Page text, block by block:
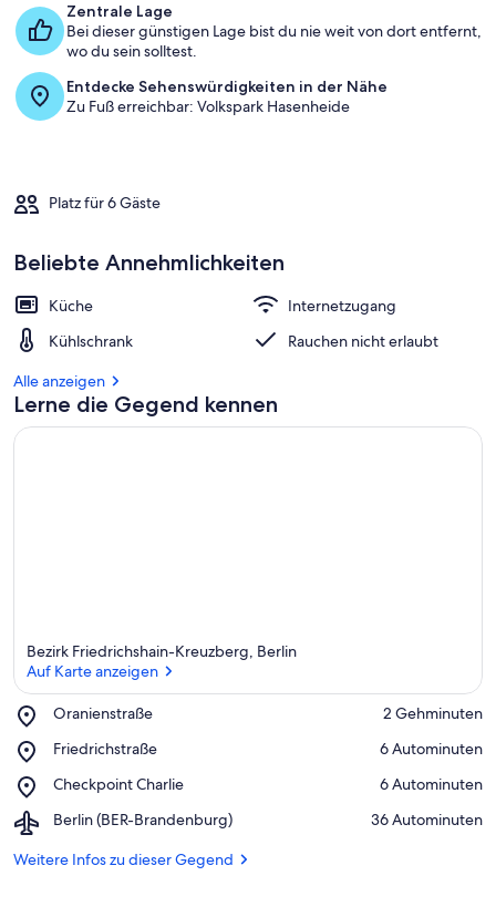
Zentrale Lage
Bei dieser günstigen Lage bist du nie weit von dort entfernt,
wo du sein solltest.
Entdecke Sehenswürdigkeiten in der Nähe
Zu Fuß erreichbar: Volkspark Hasenheide
Platz für 6 Gäste
Beliebte Annehmlichkeiten
Küche
Internetzugang
Kühlschrank
Rauchen nicht erlaubt
Alle anzeigen
Lerne die Gegend kennen
Bezirk Friedrichshain-Kreuzberg, Berlin
Auf Karte anzeigen
Oranienstraße
Place,
‪2 Gehminuten‬
Friedrichstraße
Place,
‪6 Autominuten‬
Checkpoint Charlie
Place,
Charlie
‪6 Autominuten‬
Berlin (BER-Brandenburg)
Airport,
(BER-
‪36 Autominuten‬
Weitere Infos zu dieser Gegend